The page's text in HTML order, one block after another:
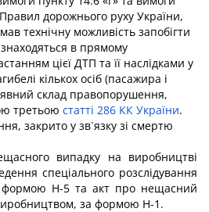
дорожнього руху України,
технічну можливість запобігти
в прямому
цієї ДТП та її наслідками у
кількох осіб (пасажира і
склад правопорушення,
третьою статті 286 КК України.
закрито у зв`язку зі смертю
випадку на виробництві
спеціального розслідування
формою Н-5 та акт про нещасний
за формою Н-1.